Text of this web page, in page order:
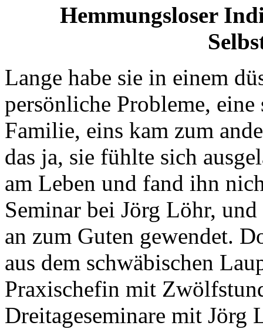
Hemmungsloser
Lange habe sie in einem
persönliche Probleme,
Familie, eins kam zum
das ja, sie fühlte sich
am Leben und fand ihn
Seminar bei Jörg Löhr,
an zum Guten gewendet.
aus dem schwäbischen
Praxischefin mit
Dreitageseminare mit Jörg